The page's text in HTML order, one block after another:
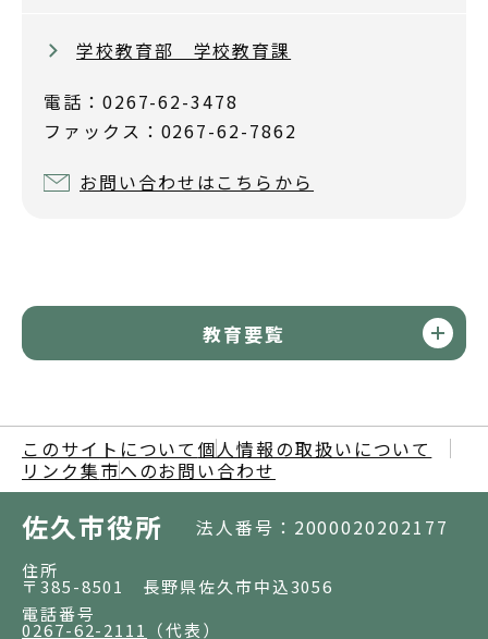
学校教育部 学校教育課
電話：0267-62-3478
ファックス：0267-62-7862
お問い合わせはこちらから
教育要覧
このサイトについて 個人情報の取扱いについて
リンク集市へのお問い合わせ
佐久市役所 法人番号：2000020202177
住所
〒385-8501 長野県佐久市中込3056
電話番号
0267-62-2111 （代表）